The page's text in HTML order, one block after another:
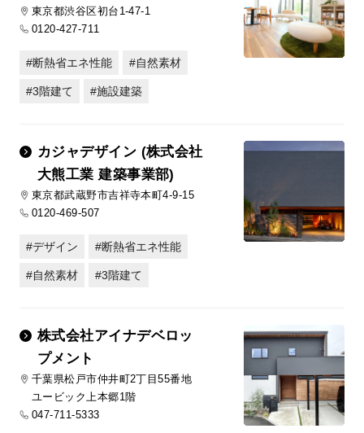
東京都渋谷区初台1-47-1
0120-427-711
断熱省エネ性能 自然素材
3階建て 施設建築
カジャデザイン (株式会社
大熊工業 建築事業部)
東京都武蔵野市吉祥寺本町4-9-15
0120-469-507
デザイン 断熱省エネ性能
自然素材 3階建て
株式会社アイナデベロッ
プメント
千葉県松戸市仲井町2丁目55番地
ユービック上本郷1階
047-711-5333